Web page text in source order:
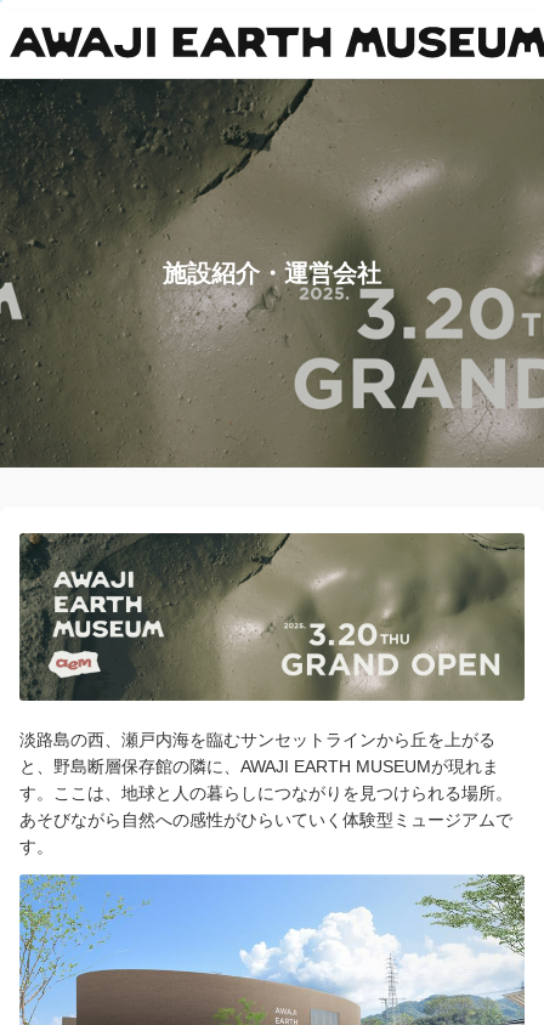
ご案内
会社案内
ログイン/予約確認
施設紹介・運営会社
淡路島の西、瀬戸内海を臨むサンセットラインから丘を上がる
と、野島断層保存館の隣に、AWAJI EARTH MUSEUMが現れま
す。ここは、地球と人の暮らしにつながりを見つけられる場所。
あそびながら自然への感性がひらいていく体験型ミュージアムで
す。